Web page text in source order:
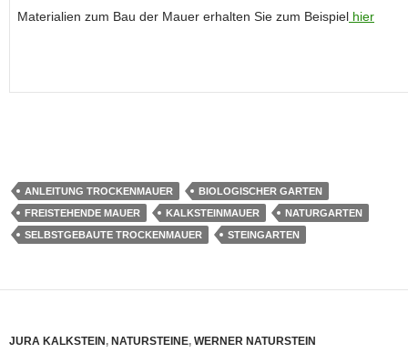
Materialien zum Bau der Mauer erhalten Sie zum Beispiel hier
ANLEITUNG TROCKENMAUER
BIOLOGISCHER GARTEN
FREISTEHENDE MAUER
KALKSTEINMAUER
NATURGARTEN
SELBSTGEBAUTE TROCKENMAUER
STEINGARTEN
JURA KALKSTEIN, NATURSTEINE, WERNER NATURSTEIN